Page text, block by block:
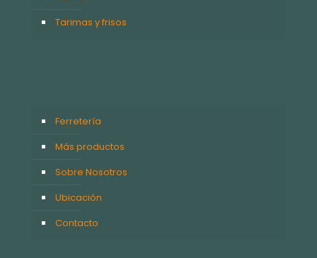
Tarimas y frisos
Ferretería
Más productos
Sobre Nosotros
Ubicación
Contacto